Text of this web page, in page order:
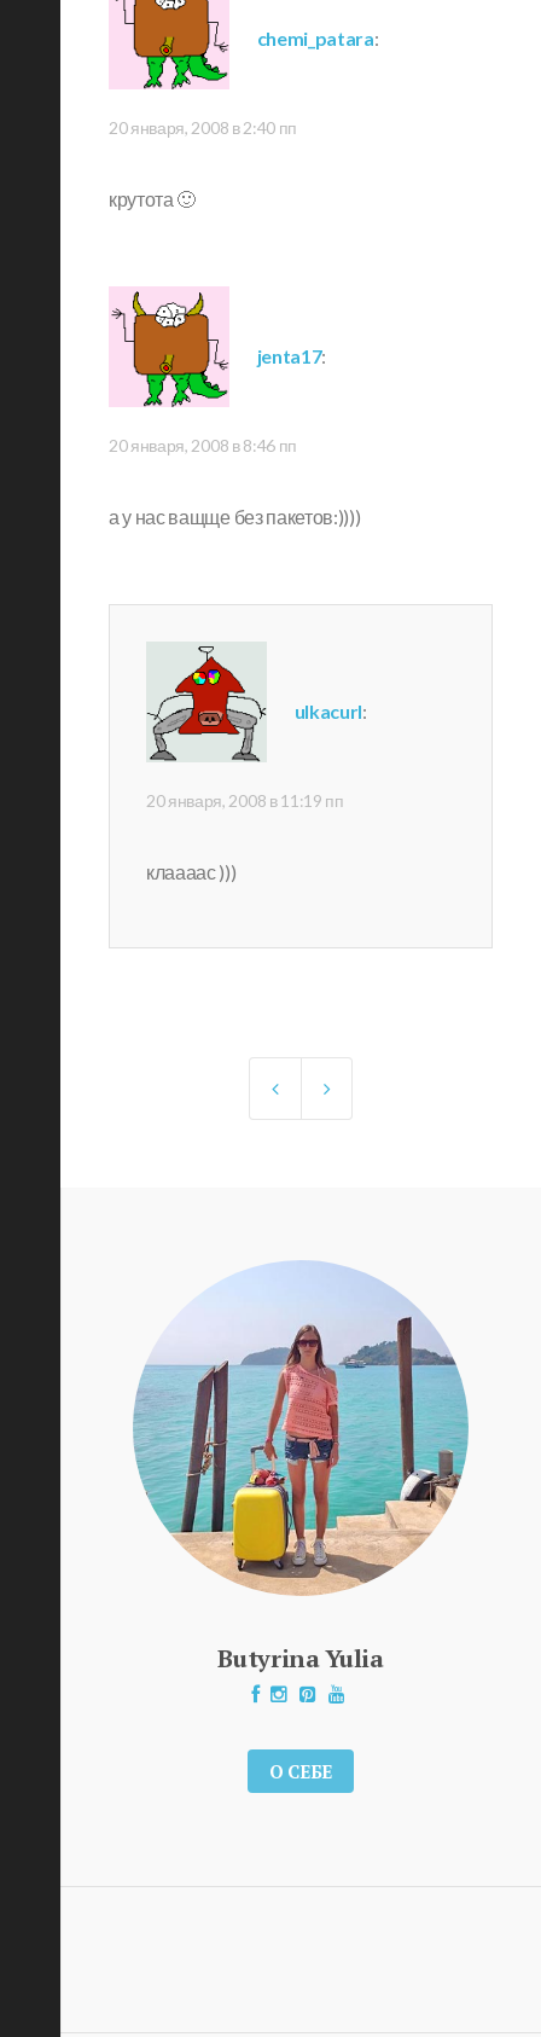
chemi_patara:
20 января, 2008 в 2:40 пп
крутота 🙂
jenta17:
20 января, 2008 в 8:46 пп
а у нас ващще без пакетов:))))
ulkacurl:
20 января, 2008 в 11:19 пп
клаааас )))
Butyrina Yulia
О СЕБЕ